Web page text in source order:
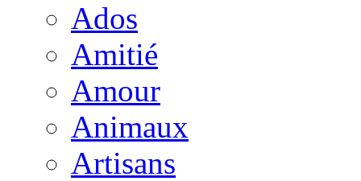
Ados
Amitié
Amour
Animaux
Artisans